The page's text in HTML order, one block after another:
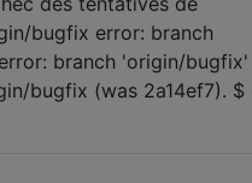
bugfix error: branch
branch 'origin/
bugfix (was 2a14ef7).